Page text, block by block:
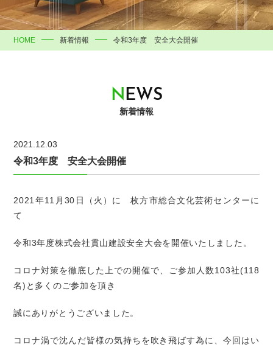
HOME 新着情報 令和3年度 安全大会開催
NEWS
新着情報
2021.12.03
令和3年度 安全大会開催
2021年11月30日（火）に 枚方市総合文化芸術センターに
て
令和3年度株式会社貫山建設安全大会を開催いたしました。
コロナ対策を徹底した上での開催で、ご参加人数103社(118
名)と多くのご参加を頂き
誠にありがとうございました。
コロナ渦で沈んだ皆様の気持ちを吹き飛ばす為に、今回はい